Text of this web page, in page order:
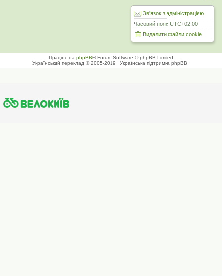
Зв'язок з адміністрацією
Часовий пояс UTC+02:00
Видалити файли cookie
Працює на phpBB® Forum Software © phpBB Limited
Український переклад © 2005-2019
Українська підтримка phpBB